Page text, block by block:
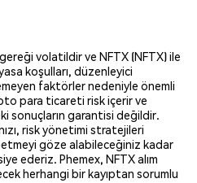
volatildir ve NFTX (NFTX) ile
koşulları, düzenleyici
faktörler nedeniyle önemli
para ticareti risk içerir ve
sonuçların garantisi değildir.
risk yönetimi stratejileri
göze alabileceğiniz kadar
ederiz. Phemex, NFTX alım
herhangi bir kayıptan sorumlu